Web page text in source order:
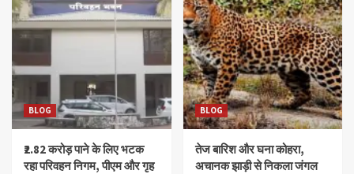
BLOG
₹2.82 करोड़ पाने के लिए भटक
रहा परिवहन निगम, पीएम और गृह
BLOG
तेज बारिश और घना कोहरा,
अचानक झाड़ी से निकला जंगल